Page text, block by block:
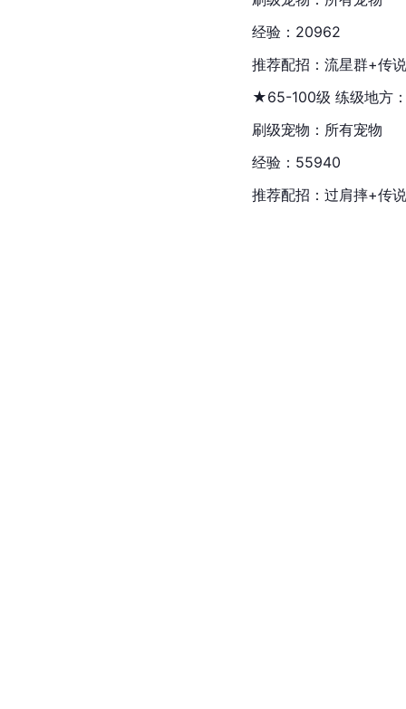
经验：20962
推荐配招：流星群+传
★65-100级 练级地方
刷级宠物：所有宠物
经验：55940
推荐配招：过肩摔+传